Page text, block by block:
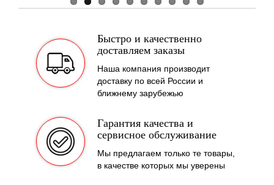
Быстро и качественно
доставляем заказы
Наша компания производит
доставку по всей России и
ближнему зарубежью
Гарантия качества и
сервисное обслуживание
Мы предлагаем только те товары,
в качестве которых мы уверены